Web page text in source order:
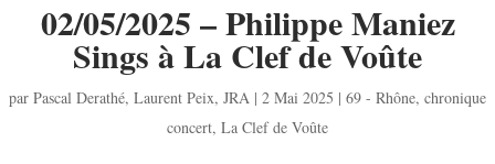
02/05/2025 – Philippe Maniez
Sings à La Clef de Voûte
par Pascal Derathé, Laurent Peix, JRA | 2 Mai 2025 | 69 - Rhône, chronique
concert, La Clef de Voûte